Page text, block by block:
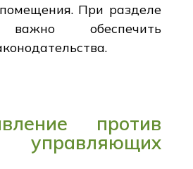
При разделе
важно обеспечить
против